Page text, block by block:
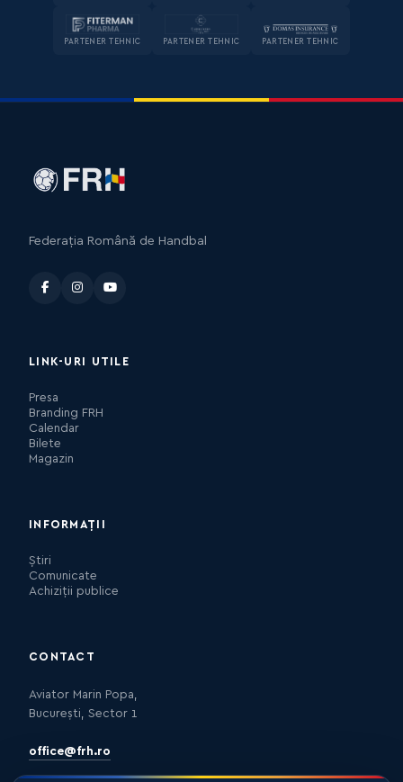
PARTENER TEHNIC PARTENER TEHNIC PARTENER TEHNIC
Federația Română de Handbal
LINK-URI UTILE
Presa
Branding FRH
Calendar
Bilete
Magazin
INFORMAȚII
Știri
Comunicate
Achiziții publice
CONTACT
Aviator Marin Popa,
București, Sector 1
office@frh.ro